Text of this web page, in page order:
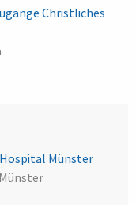
Christliches
Münster